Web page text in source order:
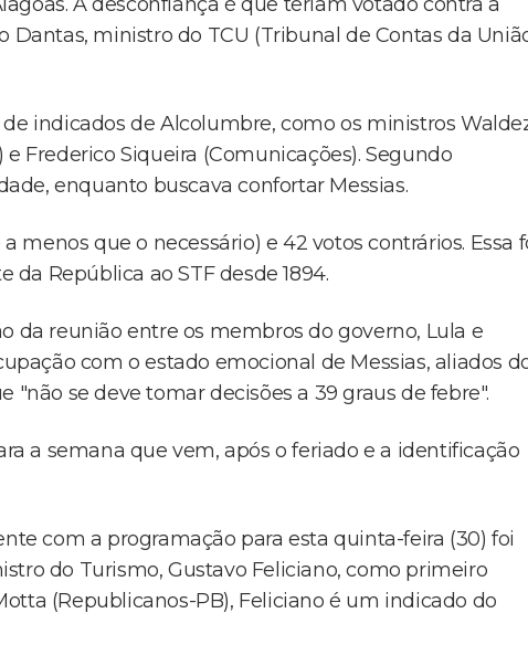
ministro do TCU (Tribunal de Contas da
indicados de Alcolumbre, como os ministros
Frederico Siqueira (Comunicações). Segundo
enquanto buscava confortar Messias.
menos que o necessário) e 42 votos contrários. Essa
República ao STF desde 1894.
da reunião entre os membros do governo, Lula e
com o estado emocional de Messias, aliados
se deve tomar decisões a 39 graus de febre".
a semana que vem, após o feriado e a identificação
com a programação para esta quinta-feira (30) foi
do Turismo, Gustavo Feliciano, como primeiro
(Republicanos-PB), Feliciano é um indicado do